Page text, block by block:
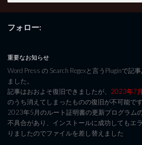
フォロー:
重要なお知らせ
Word Press の Search Regexと言うPluginで記
ました。
記事はおおよそ復旧できましたが、 2023年7月
のうち消えてしまったものの復旧が不可能です
2023年5月のルート証明書の更新プログラム
不具合があり、インストールに成功してもエ
りましたのでファイルを差し替えました